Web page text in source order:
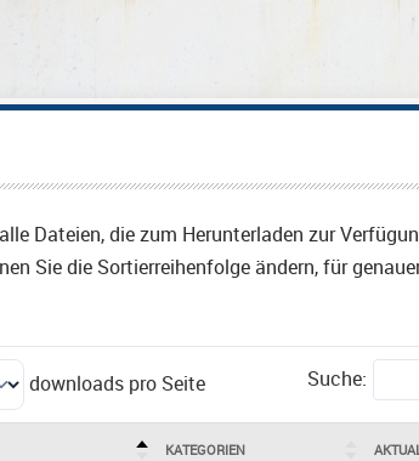
Dateien, die zum Herunterladen zur
Sie die Sortierreihenfolge ändern, für
downloads pro Seite Suche:
KATEGORIEN